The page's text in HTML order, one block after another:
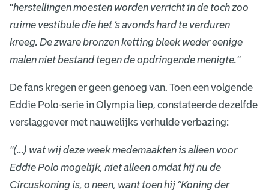
m
]
''herstellingen moesten worden verricht in de toch zoo
ruime vestibule die het ’s avonds hard te verduren
kreeg. De zware bronzen ketting bleek weder eenige
malen niet bestand tegen de opdringende menigte.''
De fans kregen er geen genoeg van. Toen een volgende
Eddie Polo-serie in Olympia liep, constateerde dezelfde
verslaggever met nauwelijks verhulde verbazing:
''(…) wat wij deze week medemaakten is alleen voor
Eddie Polo mogelijk, niet alleen omdat hij nu de
Circuskoning is, o neen, want toen hij “Koning der